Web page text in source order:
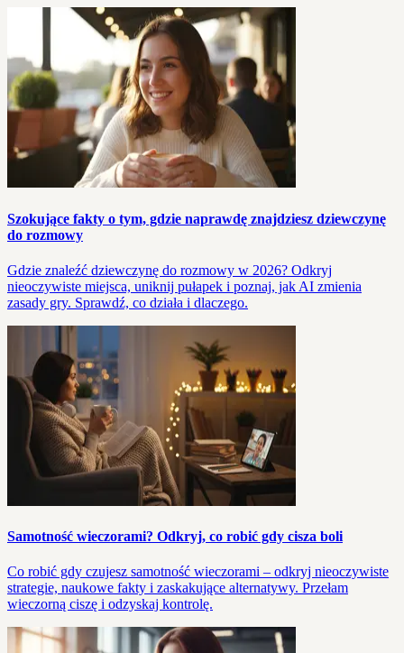
Szokujące fakty o tym, gdzie naprawdę znajdziesz dziewczynę
do rozmowy
Gdzie znaleźć dziewczynę do rozmowy w 2026? Odkryj
nieoczywiste miejsca, uniknij pułapek i poznaj, jak AI zmienia
zasady gry. Sprawdź, co działa i dlaczego.
Samotność wieczorami? Odkryj, co robić gdy cisza boli
Co robić gdy czujesz samotność wieczorami – odkryj nieoczywiste
strategie, naukowe fakty i zaskakujące alternatywy. Przełam
wieczorną ciszę i odzyskaj kontrolę.